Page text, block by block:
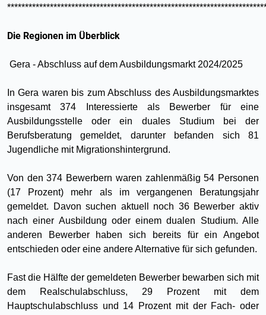
Die Regionen im Überblick
Gera - Abschluss auf dem Ausbildungsmarkt 2024/2025
In Gera waren bis zum Abschluss des Ausbildungsmarktes
insgesamt 374 Interessierte als Bewerber für eine
Ausbildungsstelle oder ein duales Studium bei der
Berufsberatung gemeldet, darunter befanden sich 81
Jugendliche mit Migrationshintergrund.
Von den 374 Bewerbern waren zahlenmäßig 54 Personen
(17 Prozent) mehr als im vergangenen Beratungsjahr
gemeldet. Davon suchen aktuell noch 36 Bewerber aktiv
nach einer Ausbildung oder einem dualen Studium. Alle
anderen Bewerber haben sich bereits für ein Angebot
entschieden oder eine andere Alternative für sich gefunden.
Fast die Hälfte der gemeldeten Bewerber bewarben sich mit
dem Realschulabschluss, 29 Prozent mit dem
Hauptschulabschluss und 14 Prozent mit der Fach- oder